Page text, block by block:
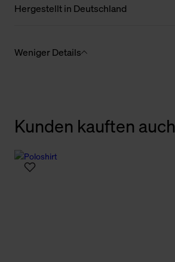
Hergestellt in Deutschland
Weniger Details
Kunden kauften auch